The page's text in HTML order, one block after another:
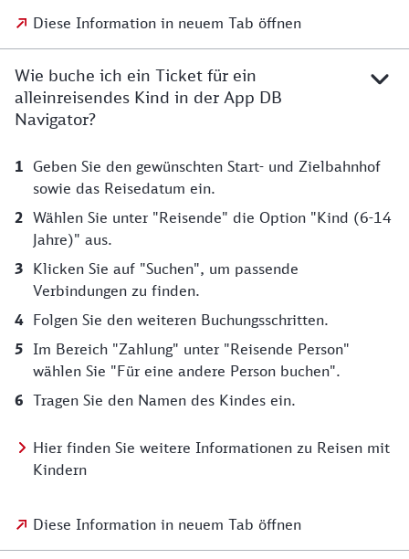
Diese Information in neuem Tab öffnen
Wie buche ich ein Ticket für ein
alleinreisendes Kind in der App DB
Navigator?
Geben Sie den gewünschten Start- und Zielbahnhof
sowie das Reisedatum ein.
Wählen Sie unter "Reisende" die Option "Kind (6-14
Jahre)" aus.
Klicken Sie auf "Suchen", um passende
Verbindungen zu finden.
Folgen Sie den weiteren Buchungsschritten.
Im Bereich "Zahlung" unter "Reisende Person"
wählen Sie "Für eine andere Person buchen".
Tragen Sie den Namen des Kindes ein.
Hier finden Sie weitere Informationen zu Reisen mit
Kindern
Diese Information in neuem Tab öffnen